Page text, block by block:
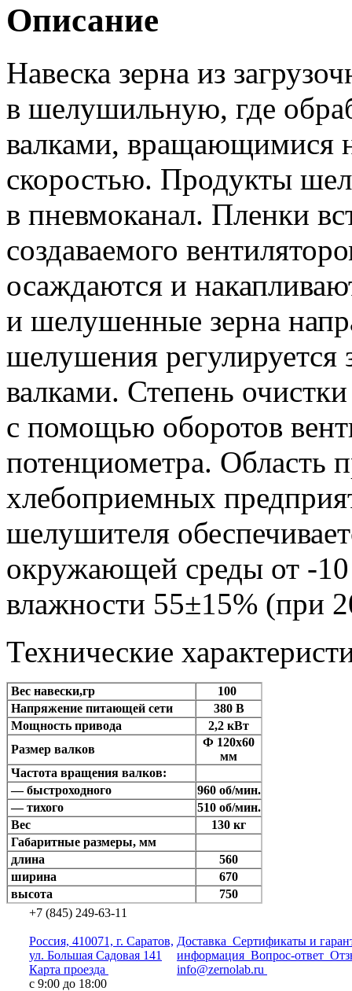
Описание
Навеска зерна из
в шелушильную, где
валками, вращающимися
скоростью. Продукты
в пневмоканал. Пленки
создаваемого
осаждаются и
и шелушенные зерна
шелушения
валками. Степень
с помощью оборотов
потенциометра. Область
хлебоприемных
шелушителя
окружающей среды от -
влажности 55±15% (при
Технические
Вес навески,гр
100
Напряжение питающей сети
380 В
Мощность привода
2,2 кВт
Размер валков
Ф 120х60
мм
Частота вращения валков:
— быстроходного
960 об/мин.
— тихого
510 об/мин.
Вес
130 кг
Габаритные размеры, мм
длина
560
ширина
670
высота
750
+7 (845) 249-63-11
Россия, 410071, г. Саратов,
ул. Большая Садовая 141
Карта проезда
с 9:00 до 18:00
Доставка Сертификаты и
информация Вопрос-ответ
info@zernolab.ru